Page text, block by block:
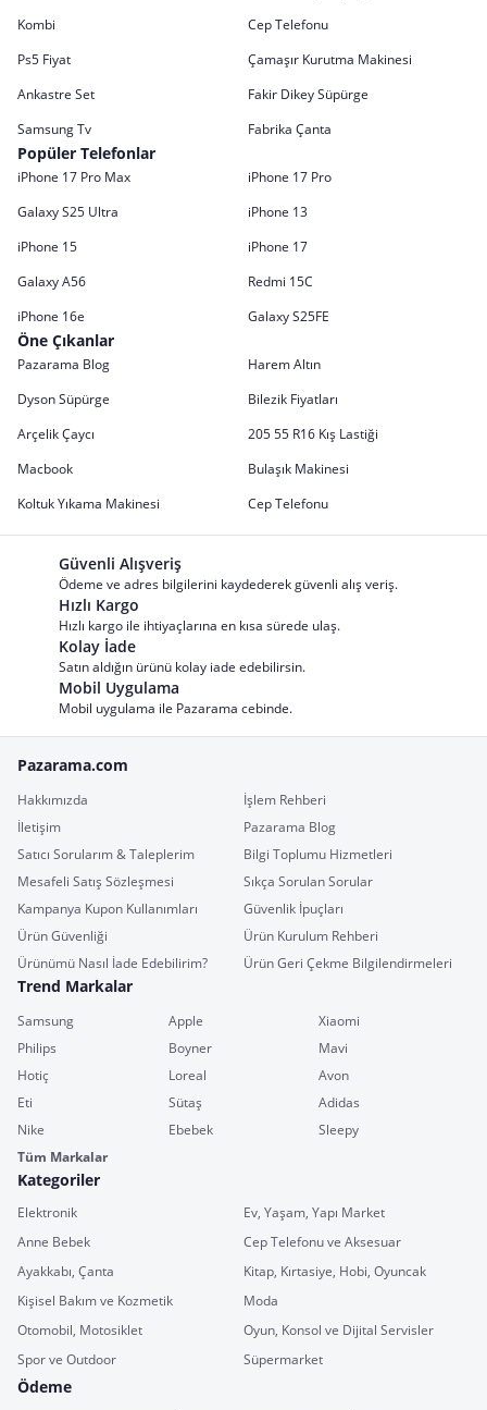
Kombi
Cep Telefonu
Ps5 Fiyat
Çamaşır Kurutma Makinesi
Ankastre Set
Fakir Dikey Süpürge
Samsung Tv
Fabrika Çanta
Popüler Telefonlar
iPhone 17 Pro Max
iPhone 17 Pro
Galaxy S25 Ultra
iPhone 13
iPhone 15
iPhone 17
Galaxy A56
Redmi 15C
iPhone 16e
Galaxy S25FE
Öne Çıkanlar
Pazarama Blog
Harem Altın
Dyson Süpürge
Bilezik Fiyatları
Arçelik Çaycı
205 55 R16 Kış Lastiği
Macbook
Bulaşık Makinesi
Koltuk Yıkama Makinesi
Cep Telefonu
Güvenli Alışveriş
Ödeme ve adres bilgilerini kaydederek güvenli alış veriş.
Hızlı Kargo
Hızlı kargo ile ihtiyaçlarına en kısa sürede ulaş.
Kolay İade
Satın aldığın ürünü kolay iade edebilirsin.
Mobil Uygulama
Mobil uygulama ile Pazarama cebinde.
Pazarama.com
Hakkımızda
İşlem Rehberi
İletişim
Pazarama Blog
Satıcı Sorularım & Taleplerim
Bilgi Toplumu Hizmetleri
Mesafeli Satış Sözleşmesi
Sıkça Sorulan Sorular
Kampanya Kupon Kullanımları
Güvenlik İpuçları
Ürün Güvenliği
Ürün Kurulum Rehberi
Ürünümü Nasıl İade Edebilirim?
Ürün Geri Çekme Bilgilendirmeleri
Trend Markalar
Samsung Apple
Xiaomi
Philips
Boyner
Mavi
Hotiç
Loreal
Avon
Eti
Sütaş
Adidas
Nike
Ebebek
Sleepy
Tüm Markalar
Kategoriler
Elektronik
Ev, Yaşam, Yapı Market
Anne Bebek
Cep Telefonu ve Aksesuar
Ayakkabı, Çanta
Kitap, Kırtasiye, Hobi, Oyuncak
Kişisel Bakım ve Kozmetik
Moda
Otomobil, Motosiklet
Oyun, Konsol ve Dijital Servisler
Spor ve Outdoor
Süpermarket
Ödeme